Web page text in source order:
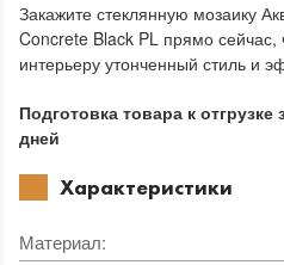
Закажите стеклянную мозаику
Concrete Black PL прямо
интерьеру утонченный стиль и
Подготовка товара к
дней
Характеристики
Материал: